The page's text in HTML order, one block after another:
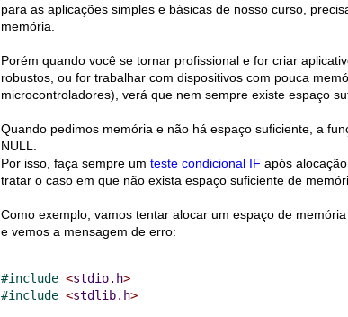
para as aplicações simples e básicas de nosso curso,
memória.
Porém quando você se tornar profissional e for criar
robustos, ou for trabalhar com dispositivos com pouca
microcontroladores), verá que nem sempre existe espaço
Quando pedimos memória e não há espaço suficiente, a
NULL.
Por isso, faça sempre um teste condicional IF após
tratar o caso em que não exista espaço suficiente de
Como exemplo, vamos tentar alocar um espaço de
e vemos a mensagem de erro:
#include <stdio.h>
#include <stdlib.h>